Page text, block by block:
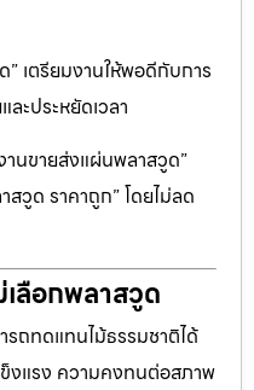
เตรียมงานให้พอดีกับการ
ะประหยัดเวลา
านขายส่งแผ่นพลาสวูด”
สวูด ราคาถูก” โดยไม่ลด
ลือกพลาสวูด
รถทดแทนไม้ธรรมชาติได้
งแรง ความคงทนต่อสภาพ